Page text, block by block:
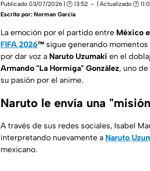
Publicado 03/07/2026 | 🕑 13:52 | Actualizado 🕑
Escrito por: Norman García
La emoción por el partido entre México
FIFA 2026™ sigue generando
por dar voz a Naruto Uzumaki en el
Armando "La Hormiga" González, uno
su pasión por el anime.
Naruto le envía una
A través de sus redes sociales, Isabel
interpretando nuevamente a Naruto
mexicano.